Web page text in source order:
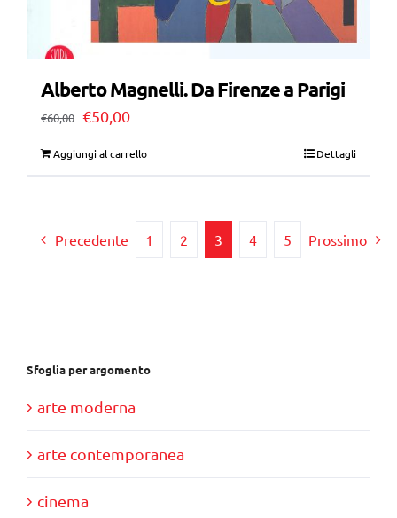
Alberto Magnelli. Da Firenze a Parigi
€60,00 Il
€50,00Il
Aggiungi al carrello Dettagli
Precedente 1 2 3 4 5 Prossimo
Sfoglia per argomento
arte moderna
arte contemporanea
cinema